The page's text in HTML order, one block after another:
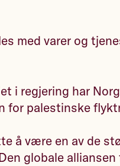
med varer og
i regjering har
for palestinske
å være en av de
globale